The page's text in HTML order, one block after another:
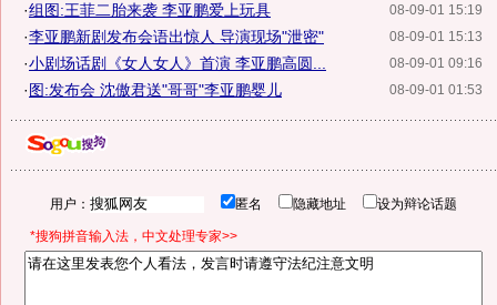
08-09-01 15:19
·组图:王菲二胎来袭 李亚鹏爱上玩具
08-09-01 15:13
·李亚鹏新剧发布会语出惊人 导演现场"泄密"
08-09-01 09:16
·小剧场话剧《女人女人》首演 李亚鹏高圆...
08-09-01 01:53
·图:发布会 沈傲君送"哥哥"李亚鹏婴儿
用户： 匿名 隐藏地址 设为辩论话题
*搜狗拼音输入法，中文处理专家>>